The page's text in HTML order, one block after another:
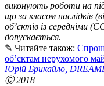
виконують роботи на
що за класом наслідків
об’єктів із середніми
допускається.
✎ Читайте також:
об’єктам нерухомого
Юрій Брикайло,
Ⓒ2018